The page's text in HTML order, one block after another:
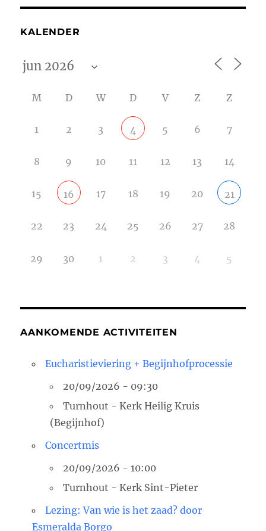
KALENDER
M D W D V Z Z
1 2 3 4 5 6 7
8 9 10 11 12 13 14
15 16 17 18 19 20 21
22 23 24 25 26 27 28
29 30 1 2 3 4 5
AANKOMENDE ACTIVITEITEN
Eucharistieviering + Begijnhofprocessie
20/09/2026 - 09:30
Turnhout - Kerk Heilig Kruis
(Begijnhof)
Concertmis
20/09/2026 - 10:00
Turnhout - Kerk Sint-Pieter
Lezing: Van wie is het zaad? door
Esmeralda Borgo